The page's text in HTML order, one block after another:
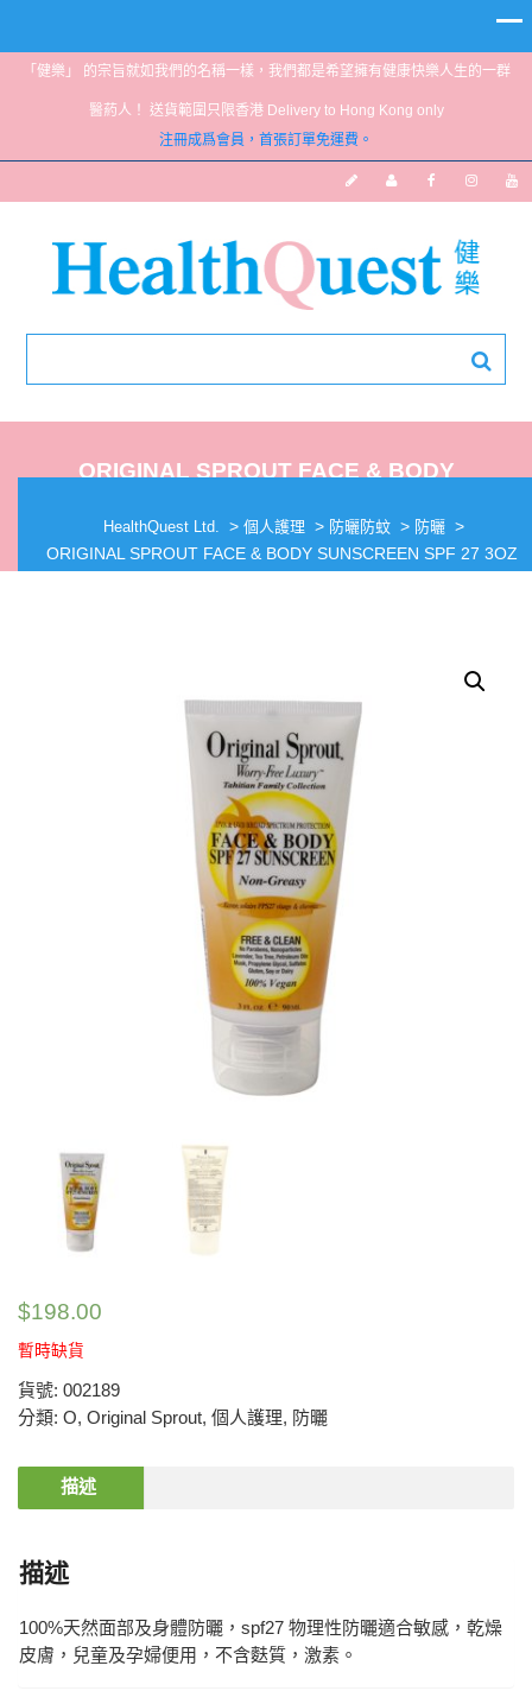
「健樂」 的宗旨就如我們的名稱一樣，我們都是希望擁有健康快樂人生的一群
醫葯人！ 送貨範圍只限香港 Delivery to Hong Kong only
注冊成爲會員，首張訂單免運費。
ORIGINAL SPROUT FACE & BODY
HealthQuest Ltd. > 個人護理 > 防曬防蚊 > 防曬 >
ORIGINAL SPROUT FACE & BODY SUNSCREEN SPF 27 3OZ
$198.00
暫時缺貨
貨號: 002189
分類: O, Original Sprout, 個人護理, 防曬
描述
描述
100%天然面部及身體防曬，spf27 物理性防曬適合敏感，乾燥
皮膚，兒童及孕婦便用，不含麩質，激素。